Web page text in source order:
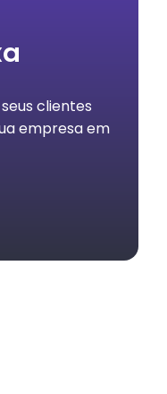
clientes
empresa em